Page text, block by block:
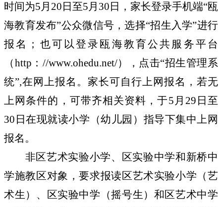
时间为5月 20 日至5月 30 日，家长登录手机端“瓯
海教育发布”公众微信号，选择“招生入学”进行
报名；也可以登录瓯海教育公共服务平台
（http ： //www.ohedu.net/），点击“招生管理系
统”,在网上报名。家长可自行上网报名，若无
上网条件的，可带齐相关资料，于5 月 29 日至
30 日在现就读小学（幼儿园）指导下集中上网
报名。
非区艺术实验小学、区实验中学和新桥中
学施教区对象，要求报读区艺术实验小学（艺
术生）、区实验中学（摇号生）和区艺术中学